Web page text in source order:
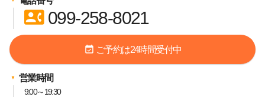
contact_phone099-258-8021
event_available ご予約は24時間受付中
営業時間
9:00～19:30